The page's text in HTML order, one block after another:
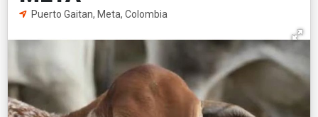
Puerto Gaitan, Meta, Colombia